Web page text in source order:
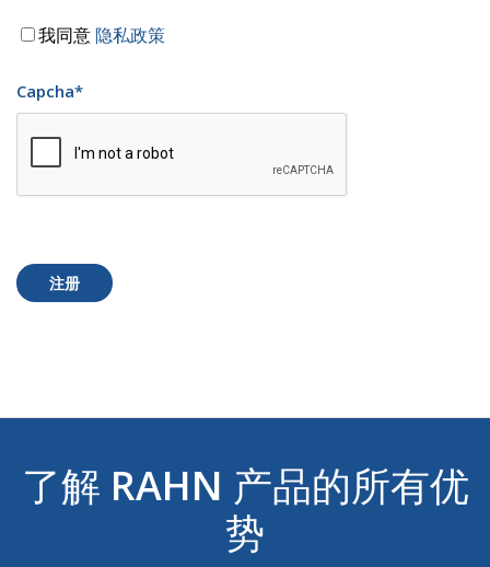
我同意隐私政策
Capcha*
注册
了解 RAHN 产品的所有优
势